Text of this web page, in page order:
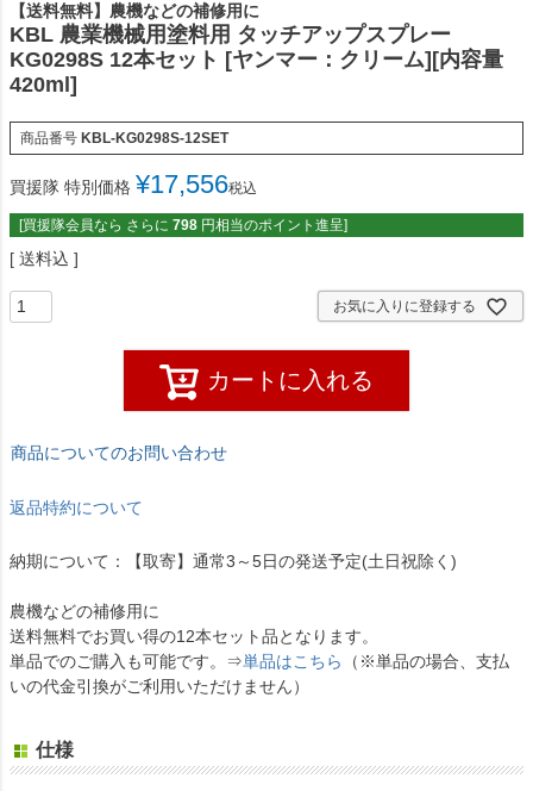
【送料無料】農機などの補修用に
KBL 農業機械用塗料用 タッチアップスプレー
KG0298S 12本セット [ヤンマー：クリーム][内容量
420ml]
商品番号 KBL-KG0298S-12SET
買援隊 特別価格 ¥17,556税込
[買援隊会員なら さらに 798 円相当のポイント進呈]
送料込
お気に入りに登録する
カートに入れる
商品についてのお問い合わせ
返品特約について
納期について：【取寄】通常3～5日の発送予定(土日祝除く)
農機などの補修用に
送料無料でお買い得の12本セット品となります。
単品でのご購入も可能です。⇒単品はこちら
（※単品の場合、支払
いの代金引換がご利用いただけません）
仕様